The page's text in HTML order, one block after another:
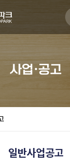
사업·공고
일반사업공고